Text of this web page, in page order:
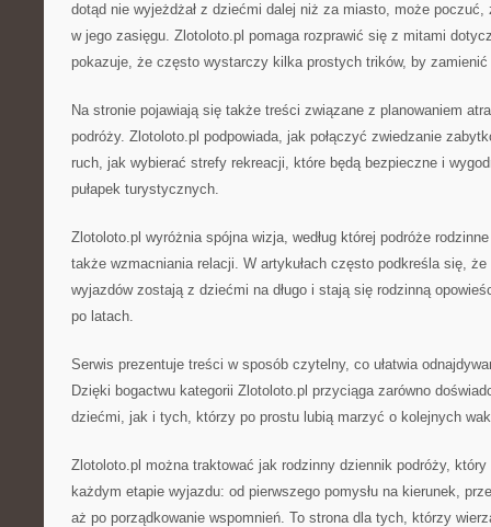
dotąd nie wyjeżdżał z dziećmi dalej niż za miasto, może poczuć,
w jego zasięgu. Zlotoloto.pl pomaga rozprawić się z mitami
pokazuje, że często wystarczy kilka prostych trików, by
Na stronie pojawiają się także treści związane z planowaniem
podróży. Zlotoloto.pl podpowiada, jak połączyć zwiedzanie
ruch, jak wybierać strefy rekreacji, które będą bezpieczne i
pułapek turystycznych.
Zlotoloto.pl wyróżnia spójna wizja, według której podróże
także wzmacniania relacji. W artykułach często podkreśla się,
wyjazdów zostają z dziećmi na długo i stają się rodzinną
po latach.
Serwis prezentuje treści w sposób czytelny, co ułatwia
Dzięki bogactwu kategorii Zlotoloto.pl przyciąga zarówno
dziećmi, jak i tych, którzy po prostu lubią marzyć o kolejnych
Zlotoloto.pl można traktować jak rodzinny dziennik podróży,
każdym etapie wyjazdu: od pierwszego pomysłu na kierunek,
aż po porządkowanie wspomnień. To strona dla tych, którzy